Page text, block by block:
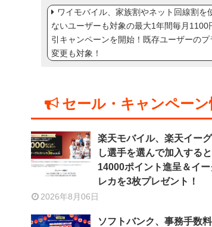
ワイモバイル、家族割やネット回線割を
ないユーザーも対象の最大1年間毎月1100
引キャンペーンを開始！既存ユーザーのプ
変更も対象！
セール・キャンペーン
楽天モバイル、楽天イー
し選手を選んで加入する
14000ポイント進呈＆イー
レカを3枚プレゼント！
2026年8月06日
ソフトバンク、事務手数